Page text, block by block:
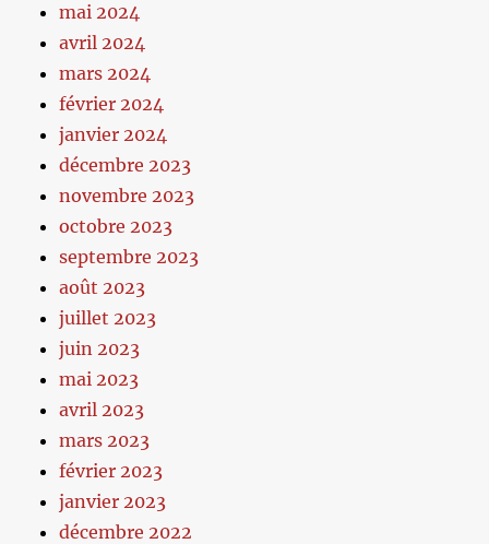
mai 2024
avril 2024
mars 2024
février 2024
janvier 2024
décembre 2023
novembre 2023
octobre 2023
septembre 2023
août 2023
juillet 2023
juin 2023
mai 2023
avril 2023
mars 2023
février 2023
janvier 2023
décembre 2022